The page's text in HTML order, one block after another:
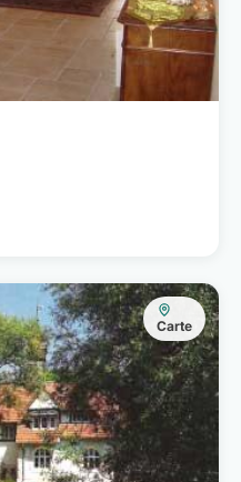
Carte